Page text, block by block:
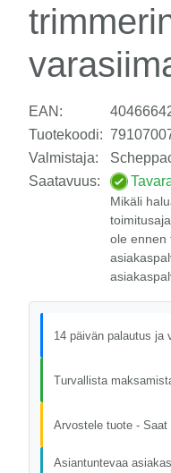
EAN:
Tuotekoodi:
Valmistaja:
Saatavuus:
Mikäli
ole ennen
14 päivän palautus ja
Turvallista
Arvostele tuote - Saat
Asiantuntevaa